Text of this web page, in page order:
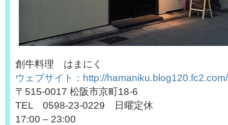
創牛料理 はまにく
ウェブサイト：http://hamaniku.blog120.fc2.com/
〒515-0017 松阪市京町18-6
TEL 0598-23-0229 日曜定休
17:00 – 23:00